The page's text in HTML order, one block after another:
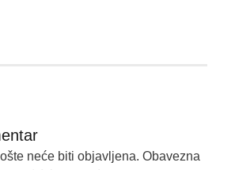
neće biti objavljena. Obavezna